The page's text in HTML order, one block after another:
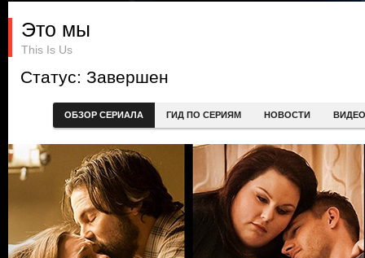
Это мы
This Is Us
Статус: Завершен
ОБЗОР СЕРИАЛА ГИД ПО СЕРИЯМ НОВОСТИ ВИДЕО